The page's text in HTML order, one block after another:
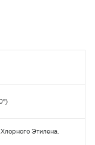
Этилена,